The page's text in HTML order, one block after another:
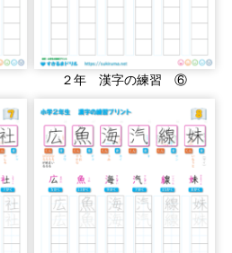
２年 漢字の練習 ⑥